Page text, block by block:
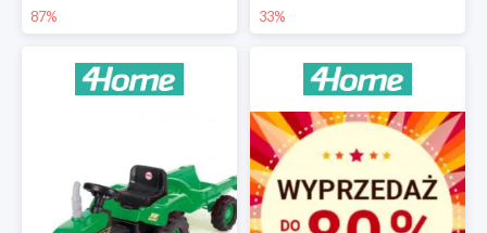
87% 33%